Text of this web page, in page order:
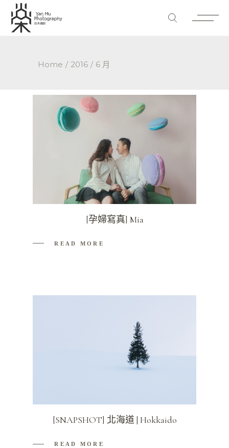
Home 2016 6 月
[孕婦寫真] Mia
READ MORE
[SNAPSHOT] 北海道 | Hokkaido
READ MORE